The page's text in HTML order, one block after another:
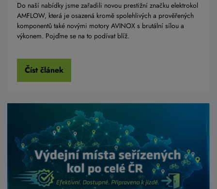
Do naší nabídky jsme zařadili novou prestižní značku elektrokol
AMFLOW, která je osazená kromě spolehlivých a prověřených
komponentů také novými motory AVINOX s brutální sílou a
výkonem. Pojďme se na to podívat blíž.
Číst článek